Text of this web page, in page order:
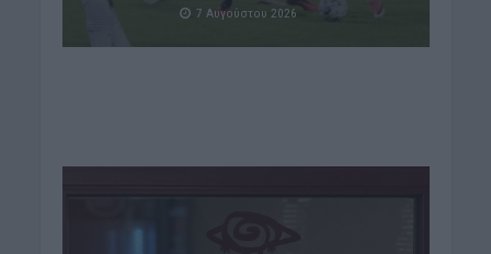
7 Αυγούστου 2026